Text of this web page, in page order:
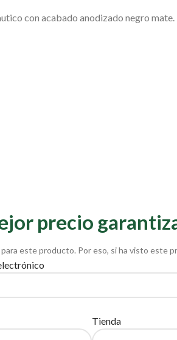
con acabado anodizado negro mate.
precio
este producto. Por eso, si ha visto este
Tienda